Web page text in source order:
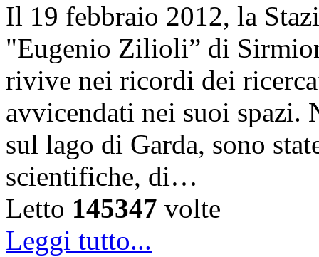
Il 19 febbraio 2012, la
"Eugenio Zilioli” di
rivive nei ricordi dei
avvicendati nei suoi spazi.
sul lago di Garda, sono
scientifiche, di…
Letto 145347 volte
Leggi tutto...